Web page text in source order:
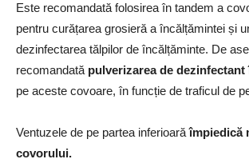
Este recomandată folosirea în tandem a
pentru curățarea grosieră a încălțămintei și
dezinfectarea tălpilor de încălțăminte. De
recomandată pulverizarea de
pe aceste covoare, în funcție de traficul de
Ventuzele de pe partea inferioarăîmpiedică
covorului.